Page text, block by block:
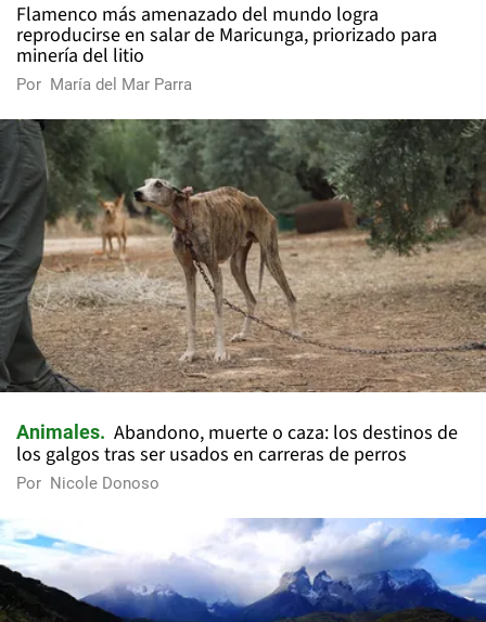
Flamenco más amenazado del mundo logra
reproducirse en salar de Maricunga, priorizado para
minería del litio
Por María del Mar Parra
Animales
Abandono, muerte o caza: los destinos de
los galgos tras ser usados en carreras de perros
Por Nicole Donoso